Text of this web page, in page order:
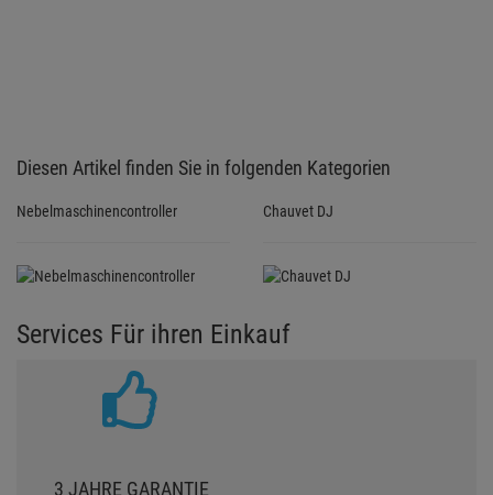
Diesen Artikel finden Sie in folgenden Kategorien
Nebelmaschinencontroller Chauvet DJ
Services Für ihren Einkauf
3 JAHRE GARANTIE